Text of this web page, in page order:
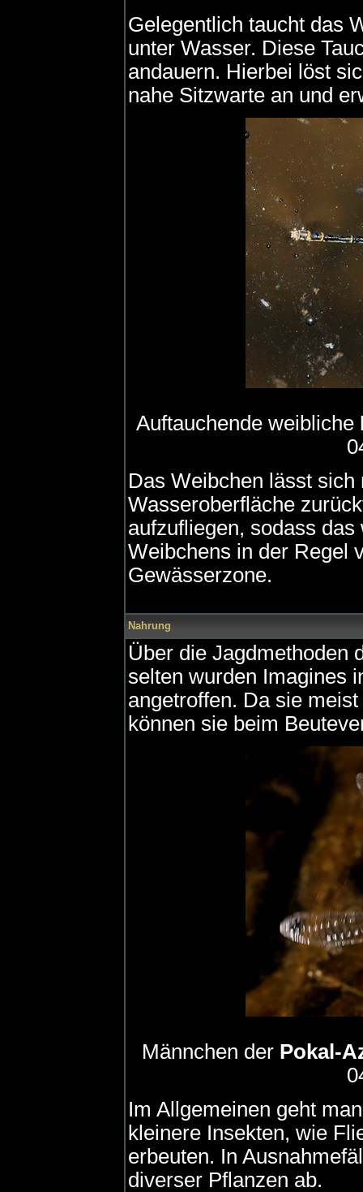
Gelegentlich taucht das
unter Wasser. Diese
andauern. Hierbei löst
nahe Sitzwarte an und
Auftauchende weibliche
Das Weibchen lässt
Wasseroberfläche
aufzufliegen, sodass
Weibchens in der Regel
Gewässerzone.
Nahrung
Über die Jagdmethoden
selten wurden Imagines
angetroffen. Da sie
können sie beim
Männchen der Pokal-
Im Allgemeinen geht
kleinere Insekten, wie
erbeuten. In
diverser Pflanzen ab.